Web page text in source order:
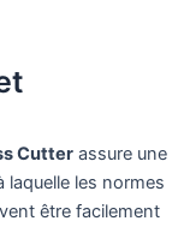
Cutter assure une
laquelle les normes
être facilement